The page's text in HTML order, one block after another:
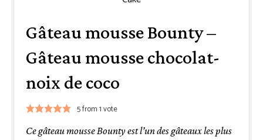
Gâteau mousse Bounty –
Gâteau mousse chocolat-
noix de coco
5from 1 vote
Ce gâteau mousse Bounty est l’un des gâteaux les plus